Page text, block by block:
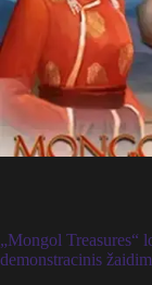
„Mongol Treasures“
demonstracinis